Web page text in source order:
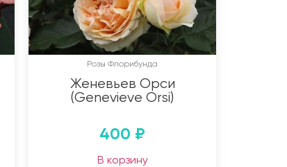
Розы Флорибунда
Женевьев Орси
(Genevieve Orsi)
400 ₽
В корзину